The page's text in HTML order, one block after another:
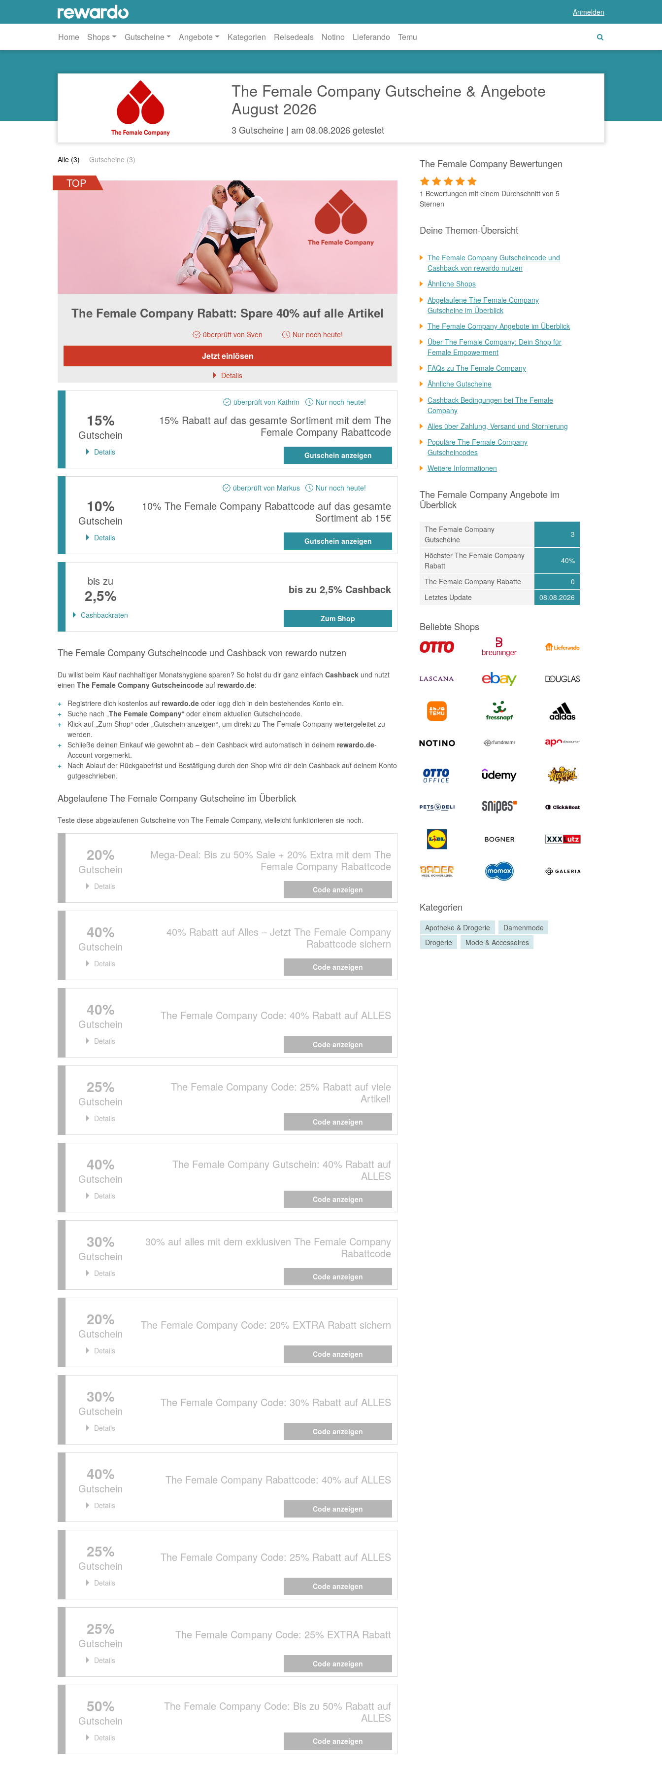
Anmelden
Home Shops Gutscheine Angebote Kategorien Reisedeals Notino Lieferando Temu
The Female Company Gutscheine & Angebote
August 2026
3 Gutscheine | am 08.08.2026 getestet
Alle (3) Gutscheine (3)
TOP
The Female Company Rabatt: Spare 40% auf alle Artikel
überprüft von Sven Nur noch heute!
Details
Jetzt einlösen
überprüft von Kathrin Nur noch heute!
15%
Gutschein
15% Rabatt auf das gesamte Sortiment mit dem The
Female Company Rabattcode
Details Gutschein anzeigen
überprüft von Markus Nur noch heute!
10%
Gutschein
10% The Female Company Rabattcode auf das gesamte
Sortiment ab 15€
Details Gutschein anzeigen
bis zu
2,5% bis zu 2,5% Cashback
Cashbackraten Zum Shop
The Female Company Gutscheincode und Cashback von rewardo nutzen
Du willst beim Kauf nachhaltiger Monatshygiene sparen? So holst du dir ganz einfach Cashback und nutzt
einen The Female Company Gutscheincode auf rewardo.de:
Registriere dich kostenlos auf rewardo.de oder logg dich in dein bestehendes Konto ein.
Suche nach „The Female Company“ oder einem aktuellen Gutscheincode.
Klick auf „Zum Shop“ oder „Gutschein anzeigen“, um direkt zu The Female Company weitergeleitet zu
werden.
Schließe deinen Einkauf wie gewohnt ab – dein Cashback wird automatisch in deinem rewardo.de-
Account vorgemerkt.
Nach Ablauf der Rückgabefrist und Bestätigung durch den Shop wird dir dein Cashback auf deinem Konto
gutgeschrieben.
Abgelaufene The Female Company Gutscheine im Überblick
Teste diese abgelaufenen Gutscheine von The Female Company, vielleicht funktionieren sie noch.
20%
Gutschein
Mega-Deal: Bis zu 50% Sale + 20% Extra mit dem The
Female Company Rabattcode
Details Code anzeigen
40%
Gutschein
40% Rabatt auf Alles – Jetzt The Female Company
Rabattcode sichern
Details Code anzeigen
40%
Gutschein
The Female Company Code: 40% Rabatt auf ALLES
Details Code anzeigen
25%
Gutschein
The Female Company Code: 25% Rabatt auf viele
Artikel!
Details Code anzeigen
40%
Gutschein
The Female Company Gutschein: 40% Rabatt auf
ALLES
Details Code anzeigen
30%
Gutschein
30% auf alles mit dem exklusiven The Female Company
Rabattcode
Details Code anzeigen
20%
Gutschein
The Female Company Code: 20% EXTRA Rabatt sichern
Details Code anzeigen
30%
Gutschein
The Female Company Code: 30% Rabatt auf ALLES
Details Code anzeigen
40%
Gutschein
The Female Company Rabattcode: 40% auf ALLES
Details Code anzeigen
25%
Gutschein
The Female Company Code: 25% Rabatt auf ALLES
Details Code anzeigen
25%
Gutschein
The Female Company Code: 25% EXTRA Rabatt
Details Code anzeigen
50%
Gutschein
The Female Company Code: Bis zu 50% Rabatt auf
ALLES
Details Code anzeigen
The Female Company Bewertungen
1 Bewertungen mit einem Durchschnitt von 5
Sternen
Deine Themen-Übersicht
The Female Company Gutscheincode und
Cashback von rewardo nutzen
Ähnliche Shops
Abgelaufene The Female Company
Gutscheine im Überblick
The Female Company Angebote im Überblick
Über The Female Company: Dein Shop für
Female Empowerment
FAQs zu The Female Company
Ähnliche Gutscheine
Cashback Bedingungen bei The Female
Company
Alles über Zahlung, Versand und Stornierung
Populäre The Female Company
Gutscheincodes
Weitere Informationen
The Female Company Angebote im
Überblick
The Female Company
Gutscheine
3
Höchster The Female Company
Rabatt
40%
The Female Company Rabatte
0
Letztes Update
08.08.2026
Beliebte Shops
Kategorien
Apotheke & Drogerie
Damenmode
Drogerie
Mode & Accessoires